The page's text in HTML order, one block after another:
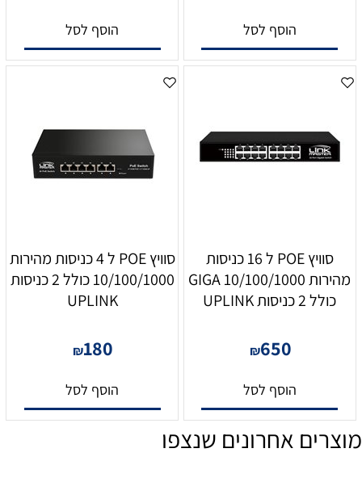
הוסף לסל הוסף לסל
סוויץ POE ל 16 כניסות
מהירות 10/100/1000 GIGA
כולל 2 כניסות UPLINK
₪650
הוסף לסל
סוויץ POE ל 4 כניסות מהירות
10/100/1000 כולל 2 כניסות
UPLINK
₪180
הוסף לסל
מוצרים אחרונים שנצפו